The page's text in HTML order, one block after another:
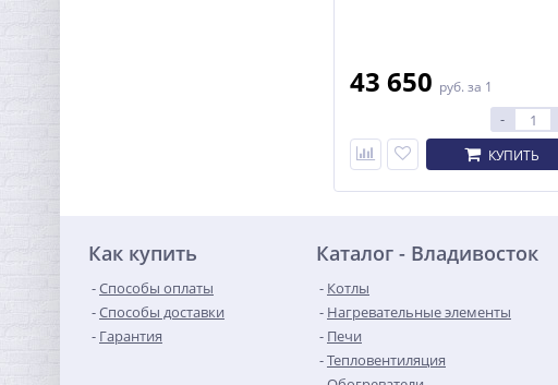
43 650 руб. за 1
-
КУПИТЬ
Как купить
Способы оплаты
Способы доставки
Гарантия
Каталог - Владивосток
Котлы
Нагревательные элементы
Печи
Тепловентиляция